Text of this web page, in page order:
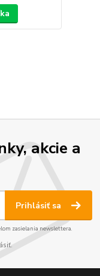
akcie a
Prihlásiť sa
zasielania newslettera.